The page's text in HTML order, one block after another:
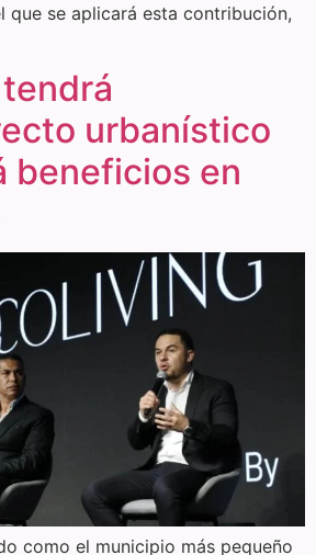
que se aplicará esta contribución,
urbanístico
beneficios en
como el municipio más pequeño